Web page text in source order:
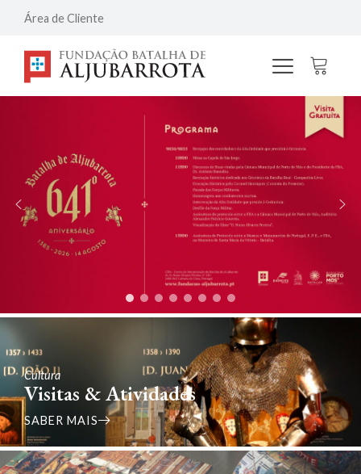
Área de Cliente
Cultura
Visitas & Atividades
SABER MAIS